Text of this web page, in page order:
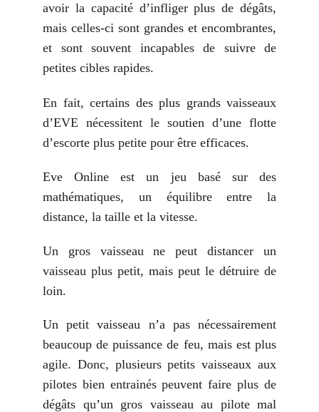
avoir la capacité d’infliger plus de dégâts,
mais celles-ci sont grandes et encombrantes,
et sont souvent incapables de suivre de
petites cibles rapides.
En fait, certains des plus grands vaisseaux
d’EVE nécessitent le soutien d’une flotte
d’escorte plus petite pour être efficaces.
Eve Online est un jeu basé sur des
mathématiques, un équilibre entre la
distance, la taille et la vitesse.
Un gros vaisseau ne peut distancer un
vaisseau plus petit, mais peut le détruire de
loin.
Un petit vaisseau n’a pas nécessairement
beaucoup de puissance de feu, mais est plus
agile. Donc, plusieurs petits vaisseaux aux
pilotes bien entrainés peuvent faire plus de
dégâts qu’un gros vaisseau au pilote mal